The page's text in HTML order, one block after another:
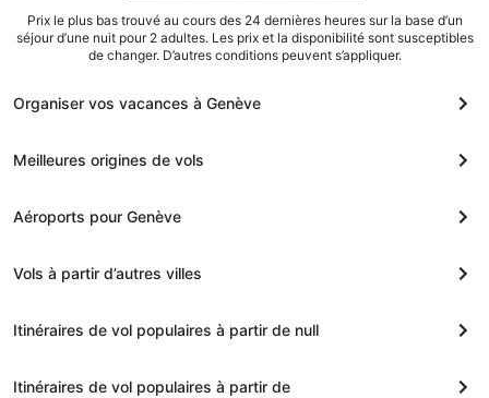
Prix le plus bas trouvé au cours des 24 dernières heures sur la base d’un
séjour d’une nuit pour 2 adultes. Les prix et la disponibilité sont susceptibles
de changer. D’autres conditions peuvent s’appliquer.
Organiser vos vacances à Genève
Meilleures origines de vols
Aéroports pour Genève
Vols à partir d’autres villes
Itinéraires de vol populaires à partir de null
Itinéraires de vol populaires à partir de